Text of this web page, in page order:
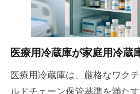
医療用冷蔵庫が家庭用冷蔵
医療用冷蔵庫は、厳格なワク
ルドチェーン保管基準を満たす